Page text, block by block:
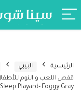
الرئيسية البيبي
Sleep Playard- Foggy Gray